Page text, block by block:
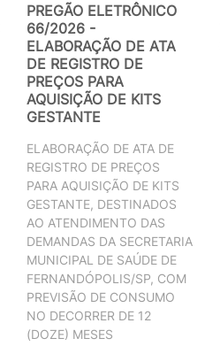
PREGÃO ELETRÔNICO
66/2026 -
ELABORAÇÃO DE ATA
DE REGISTRO DE
PREÇOS PARA
AQUISIÇÃO DE KITS
GESTANTE
ELABORAÇÃO DE ATA DE
REGISTRO DE PREÇOS
PARA AQUISIÇÃO DE KITS
GESTANTE, DESTINADOS
AO ATENDIMENTO DAS
DEMANDAS DA SECRETARIA
MUNICIPAL DE SAÚDE DE
FERNANDÓPOLIS/SP, COM
PREVISÃO DE CONSUMO
NO DECORRER DE 12
(DOZE) MESES